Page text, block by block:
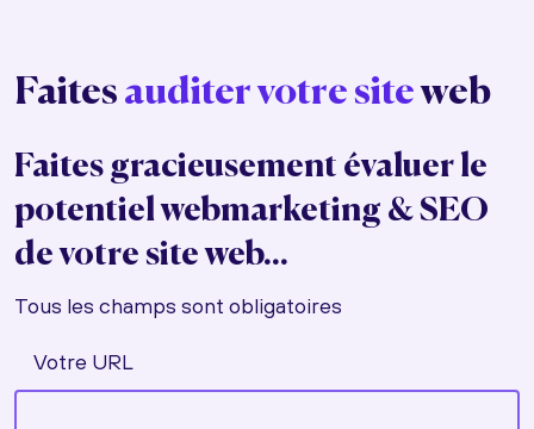
Faites auditer votre siteweb
Faites gracieusement évaluer le
potentiel webmarketing & SEO
de votre site web...
Tous les champs sont obligatoires
Votre URL